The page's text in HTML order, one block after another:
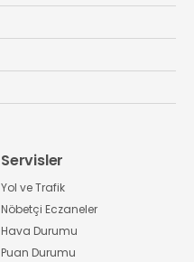
Servisler
Yol ve Trafik
Nöbetçi Eczaneler
Hava Durumu
Puan Durumu